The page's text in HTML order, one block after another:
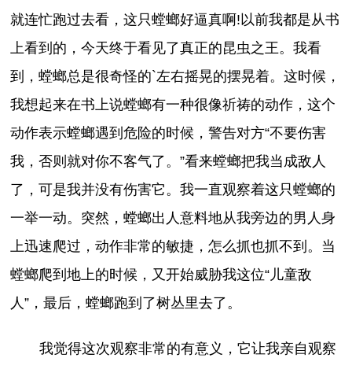
就连忙跑过去看，这只螳螂好逼真啊!以前我都是从书
上看到的，今天终于看见了真正的昆虫之王。我看
到，螳螂总是很奇怪的`左右摇晃的摆晃着。这时候，
我想起来在书上说螳螂有一种很像祈祷的动作，这个
动作表示螳螂遇到危险的时候，警告对方“不要伤害
我，否则就对你不客气了。”看来螳螂把我当成敌人
了，可是我并没有伤害它。我一直观察着这只螳螂的
一举一动。突然，螳螂出人意料地从我旁边的男人身
上迅速爬过，动作非常的敏捷，怎么抓也抓不到。当
螳螂爬到地上的时候，又开始威胁我这位“儿童敌
人”，最后，螳螂跑到了树丛里去了。
我觉得这次观察非常的有意义，它让我亲自观察